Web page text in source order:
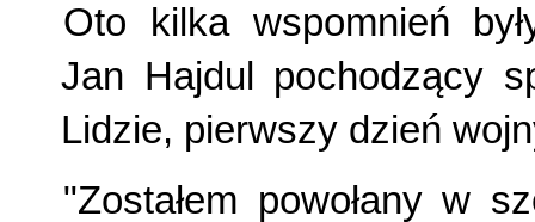
Oto kilka wspomnień
Jan Hajdul pochodzący
Lidzie, pierwszy dzień
"Zostałem powołany w